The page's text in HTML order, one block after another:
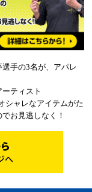
手の3名が、アパレ
ティスト
シャレなアイテムがた
お見逃しなく！
へ